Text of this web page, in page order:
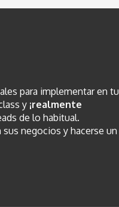
para implementar en tu
y ¡realmente
de lo habitual.
negocios y hacerse un